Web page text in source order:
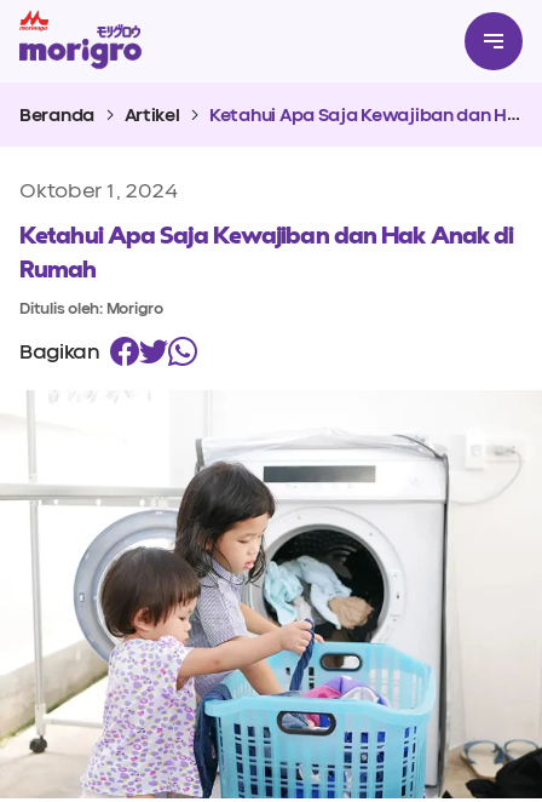
Beranda Artikel Ketahui Apa Saja Kewajiban dan Hak Anak di Rumah
Oktober 1, 2024
Ketahui Apa Saja Kewajiban dan Hak Anak di
Rumah
Ditulis oleh: Morigro
Bagikan